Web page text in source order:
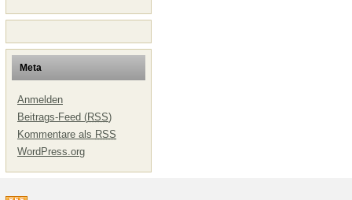
Meta
Anmelden
Beitrags-Feed (RSS)
Kommentare als RSS
WordPress.org